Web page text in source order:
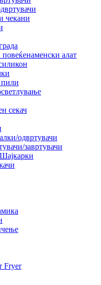
чекани
алат
секач
одвртувачи
завртувачи
Fryer